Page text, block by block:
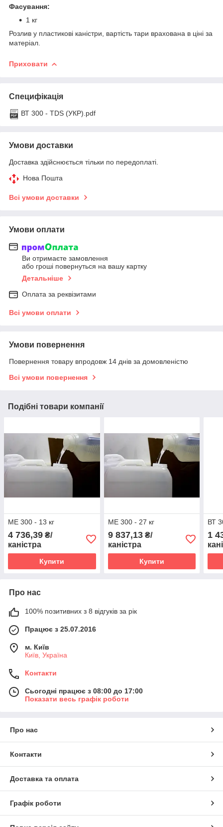
Фасування:
1 кг
Розлив у пластикові каністри, вартість тари врахована в ціні за
матеріал.
Приховати
Специфікація
ВТ 300 - TDS (УКР).pdf
Умови доставки
Доставка здійснюється тільки по передоплаті.
Нова Пошта
Всі умови доставки
Умови оплати
Ви отримаєте замовлення
або гроші повернуться на вашу картку
Детальніше
Оплата за реквізитами
Всі умови оплати
Умови повернення
Повернення товару впродовж 14 днів за домовленістю
Всі умови повернення
Подібні товари компанії
МЕ 300 - 13 кг
4 736,39 ₴/
каністра
Купити
МЕ 300 - 27 кг
9 837,13₴/
каністра
Купити
ВТ
1
Про нас
100% позитивних з 8 відгуків за рік
Працює з 25.07.2016
м. Київ
Київ, Україна
Контакти
Сьогодні працює з 08:00 до 17:00
Показати весь графік роботи
Про нас
Контакти
Доставка та оплата
Графік роботи